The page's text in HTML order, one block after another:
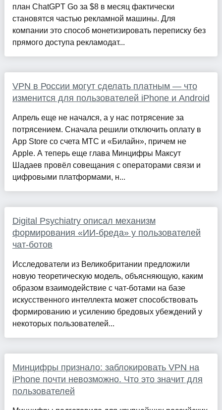
план ChatGPT Go за $8 в месяц фактически
становятся частью рекламной машины. Для
компании это способ монетизировать переписку без
прямого доступа рекламодат...
VPN в России могут сделать платным — что
изменится для пользователей iPhone и Android
Апрель еще не начался, а у нас потрясение за
потрясением. Сначала решили отключить оплату в
App Store со счета МТС и «Билайн», причем не
Apple. А теперь еще глава Минцифры Максут
Шадаев провёл совещания с операторами связи и
цифровыми платформами, н...
Digital Psychiatry описал механизм
формирования «ИИ-бреда» у пользователей
чат-ботов
Исследователи из Великобритании предложили
новую теоретическую модель, объясняющую, каким
образом взаимодействие с чат-ботами на базе
искусственного интеллекта может способствовать
формированию и усилению бредовых убеждений у
некоторых пользователей...
Минцифры признало: заблокировать VPN на
iPhone почти невозможно. Что это значит для
пользователей